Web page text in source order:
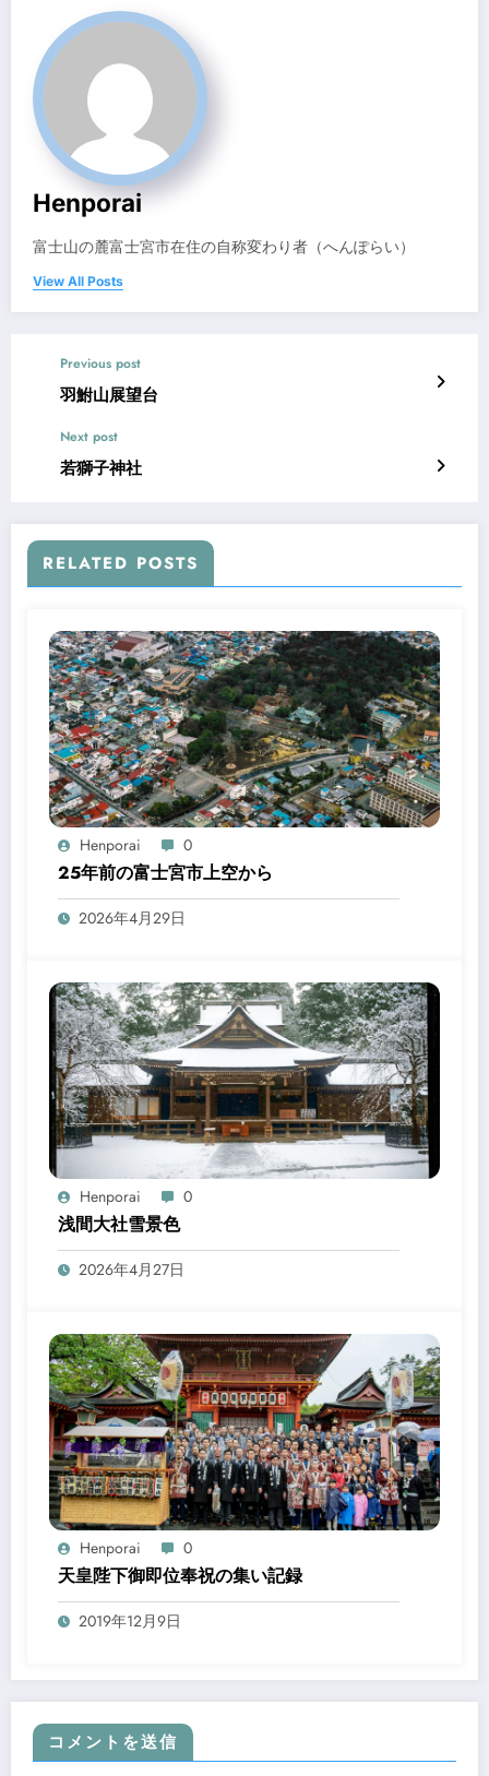
Henporai
富士山の麓富士宮市在住の自称変わり者（へんぽらい）
View All Posts
Previous post
羽鮒山展望台
Next post
若獅子神社
RELATED POSTS
Henporai 0
25年前の富士宮市上空から
2026年4月29日
Henporai 0
浅間大社雪景色
2026年4月27日
Henporai 0
天皇陛下御即位奉祝の集い記録
2019年12月9日
コメントを送信